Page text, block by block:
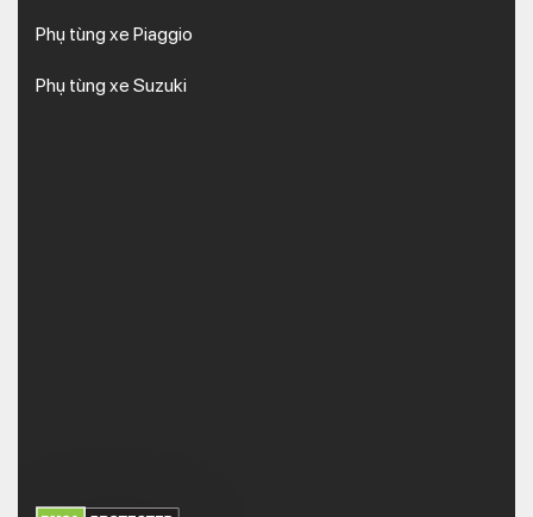
Phụ tùng xe Piaggio
Phụ tùng xe Suzuki